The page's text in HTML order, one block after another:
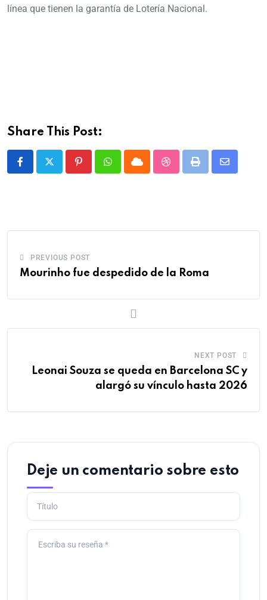
línea que tienen la garantía de Lotería Nacional.
Share This Post:
PREVIOUS POST
Mourinho fue despedido de la Roma
NEXT POST
Leonai Souza se queda en Barcelona SC y
alargó su vínculo hasta 2026
Deje un comentario sobre esto